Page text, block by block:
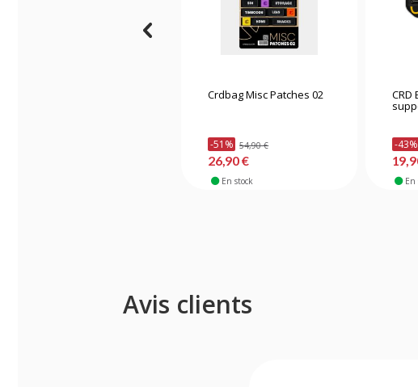
Crdbag Misc Patches 02
-51% 54,90 €
26,90 €
En stock
CRD
-43%
En
Avis clients